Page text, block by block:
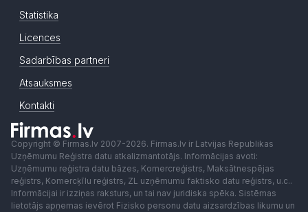
Statistika
Licences
Sadarbības partneri
Atsauksmes
Kontakti
Copyright © Firmas.lv 2007-2026. Firmas.lv ir Latvijas Republikas
Uzņēmumu Reģistra datu atkalizmantotājs. Informācijas avoti:
Uzņēmumu reģistra datu bāzes, Komercreģistrs, Maksātnespējas
reģistrs, Komercķīlu reģistrs, ZL uzņēmumu faktisko datu reģistrs, u.c..
Informācijai ir izziņas raksturs, un tai nav juridiska spēka. Sistēmas
lietotājs apņemas ievērot Fizisko personu datu aizsardzības likumu un